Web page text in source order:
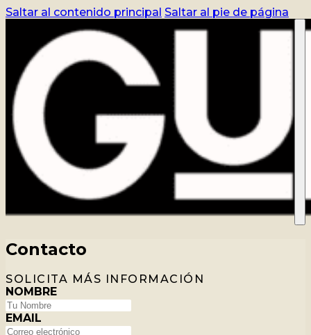
Saltar al contenido principal Saltar al pie de página
ACCEDER
TIENDA
Contacto
SOLICITA MÁS INFORMACIÓN
NOMBRE
EMAIL